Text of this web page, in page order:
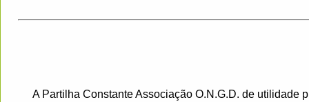
A Partilha Constante Associação O.N.G.D. de